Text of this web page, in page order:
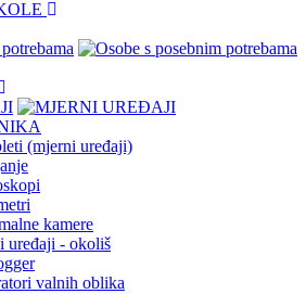
(mjerni uređaji)
kamere
uređaji - okoliš
valnih oblika